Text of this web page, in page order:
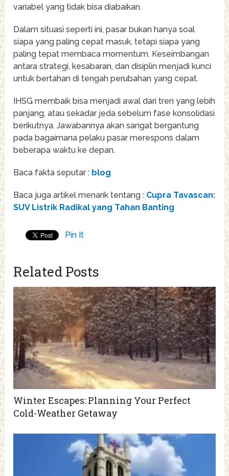
variabel yang tidak bisa diabaikan.
Dalam situasi seperti ini, pasar bukan hanya soal
siapa yang paling cepat masuk, tetapi siapa yang
paling tepat membaca momentum. Keseimbangan
antara strategi, kesabaran, dan disiplin menjadi kunci
untuk bertahan di tengah perubahan yang cepat.
IHSG membaik bisa menjadi awal dari tren yang lebih
panjang, atau sekadar jeda sebelum fase konsolidasi
berikutnya. Jawabannya akan sangat bergantung
pada bagaimana pelaku pasar merespons dalam
beberapa waktu ke depan.
Baca fakta seputar : blog
Baca juga artikel menarik tentang : Cupra Tavascan:
SUV Listrik Radikal yang Tahan Banting
Pin It
Related Posts
Winter Escapes: Planning Your Perfect
Cold-Weather Getaway